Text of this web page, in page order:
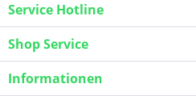
Service Hotline
Shop Service
Informationen